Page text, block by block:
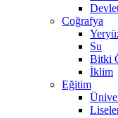
Coğrafya
Su
Bitki
İklim
Eğitim